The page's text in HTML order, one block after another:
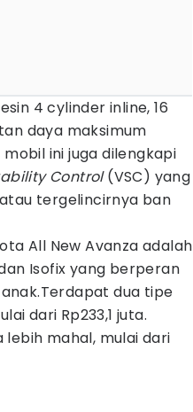
4 cylinder inline, 16
daya maksimum
ini juga dilengkapi
Control(VSC) yang
tergelincirnya ban
All New Avanza adalah
Isofix yang berperan
dua tipe
dari Rp233,1 juta.
mahal, mulai dari